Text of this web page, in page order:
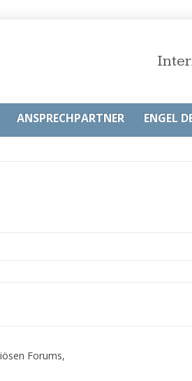
ANSPRECHPARTNER ENGEL
Forums,